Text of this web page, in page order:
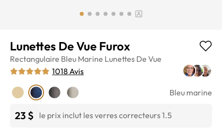
Lunettes De Vue Furox
Rectangulaire Bleu Marine Lunettes De Vue
1018 Avis
Bleu marine
23 $ le prix inclut les verres correcteurs 1.5